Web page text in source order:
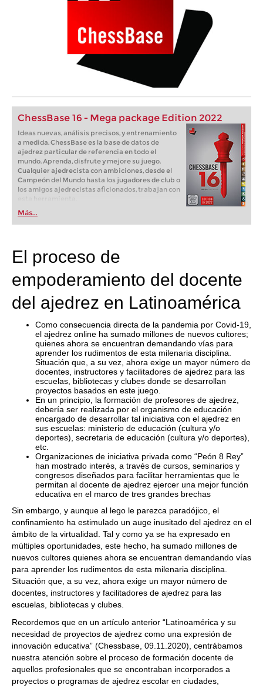
ChessBase 16 - Mega package Edition 2022
Ideas nuevas, análisis precisos, y entrenamiento
a medida. ChessBase es la base de datos de
ajedrez particular de referencia en todo el
mundo. Aprenda, disfrute y mejore su juego.
Cualquier ajedrecista con ambiciones, desde el
Campeón del Mundo hasta los jugadores de club o
los amigos ajedrecistas aficionados, trabajan con
Más...
El proceso de
empoderamiento del docente
del ajedrez en Latinoamérica
Como consecuencia directa de la pandemia por Covid-19,
el ajedrez online ha sumado millones de nuevos cultores;
quienes ahora se encuentran demandando vías para
aprender los rudimentos de esta milenaria disciplina.
Situación que, a su vez, ahora exige un mayor número de
docentes, instructores y facilitadores de ajedrez para las
escuelas, bibliotecas y clubes donde se desarrollan
proyectos basados en este juego.
En un principio, la formación de profesores de ajedrez,
debería ser realizada por el organismo de educación
encargado de desarrollar tal iniciativa con el ajedrez en
sus escuelas: ministerio de educación (cultura y/o
deportes), secretaria de educación (cultura y/o deportes),
etc.
Organizaciones de iniciativa privada como “Peón 8 Rey”
han mostrado interés, a través de cursos, seminarios y
congresos diseñados para facilitar herramientas que le
permitan al docente de ajedrez ejercer una mejor función
educativa en el marco de tres grandes brechas
Sin embargo, y aunque al lego le parezca paradójico, el
confinamiento ha estimulado un auge inusitado del ajedrez en el
ámbito de la virtualidad. Tal y como ya se ha expresado en
múltiples oportunidades, este hecho, ha sumado millones de
nuevos cultores quienes ahora se encuentran demandando vías
para aprender los rudimentos de esta milenaria disciplina.
Situación que, a su vez, ahora exige un mayor número de
docentes, instructores y facilitadores de ajedrez para las
escuelas, bibliotecas y clubes.
Recordemos que en un artículo anterior “Latinoamérica y su
necesidad de proyectos de ajedrez como una expresión de
innovación educativa” (Chessbase, 09.11.2020), centrábamos
nuestra atención sobre el proceso de formación docente de
aquellos profesionales que se encontraban incorporados a
proyectos o programas de ajedrez escolar en ciudades,